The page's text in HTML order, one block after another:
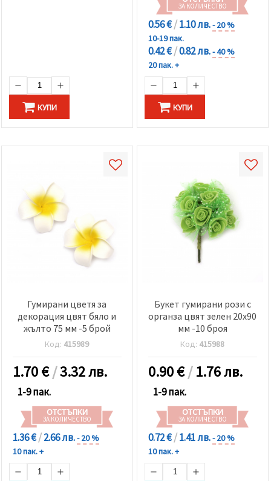
КУПИ
ЗА КОЛИЧЕСТВО
0.56 €/1.10 лв.- 20 %
10-19 пак.
0.42 €/0.82 лв.- 40 %
20 пак. +
КУПИ
Гумирани цветя за
декорация цвят бяло и
жълто 75 мм -5 брой
Код: 415989
1.70€/3.32 лв.
1-9 пак.
ОТСТЪПКИ
ЗА КОЛИЧЕСТВО
1.36 €/2.66 лв.- 20 %
10 пак. +
Букет гумирани рози с
органза цвят зелен 20x90
мм -10 броя
Код: 415988
0.90€/1.76 лв.
1-9 пак.
ОТСТЪПКИ
ЗА КОЛИЧЕСТВО
0.72 €/1.41 лв.- 20 %
10 пак. +